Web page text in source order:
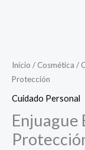
Inicio / Cosmética /
Protección
Cuidado Personal
Enjuague